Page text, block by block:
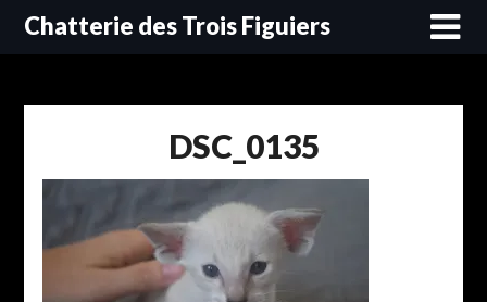
SkipChatterie des Trois Figuiers
DSC_0135